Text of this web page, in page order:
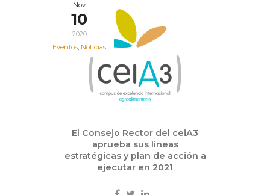
Nov
10
2020
Eventos, Noticias
El Consejo Rector del ceiA3
aprueba sus líneas
estratégicas y plan de acción a
ejecutar en 2021